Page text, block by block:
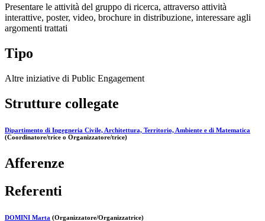
Presentare le attività del gruppo di ricerca, attraverso attività
interattive, poster, video, brochure in distribuzione, interessare agli
argomenti trattati
Tipo
Altre iniziative di Public Engagement
Strutture collegate
Dipartimento di Ingegneria Civile, Architettura, Territorio, Ambiente e di Matematica
(Coordinatore/trice o Organizzatore/trice)
Afferenze
Referenti
DOMINI Marta (Organizzatore/Organizzatrice)